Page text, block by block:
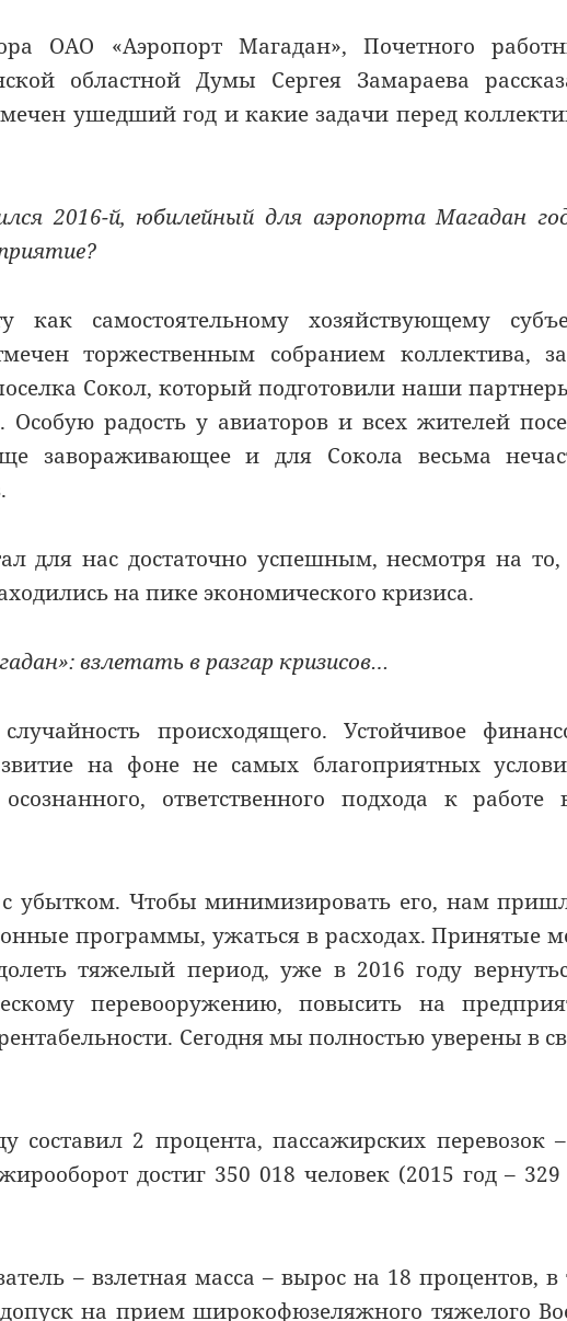
ОАО «Аэропорт Магадан», Почетного
областной Думы Сергея Замараева
ушедший год и какие задачи перед
2016-й, юбилейный для аэропорта Магадан
самостоятельному хозяйствующему
торжественным собранием коллектива,
Сокол, который подготовили наши
Особую радость у авиаторов и всех жителей
завораживающее и для Сокола весьма
для нас достаточно успешным, несмотря на то,
на пике экономического кризиса.
взлетать в разгар кризисов…
происходящего. Устойчивое
на фоне не самых благоприятных
ответственного подхода к работе
убытком. Чтобы минимизировать его, нам
программы, ужаться в расходах. Принятые
тяжелый период, уже в 2016 году
перевооружению, повысить на
Сегодня мы полностью уверены в
составил 2 процента, пассажирских перевозок
достиг 350 018 человек (2015 год – 329
– взлетная масса – вырос на 18 процентов, в
на прием широкофюзеляжного тяжелого